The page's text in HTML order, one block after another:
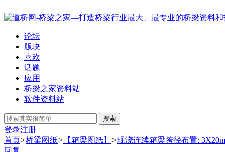
论坛
版块
喜欢
话题
应用
桥梁之家资料站
软件资料站
搜索
登录注册
首页>桥梁图纸> 【箱梁图纸】 >现浇连续箱梁跨径布置: